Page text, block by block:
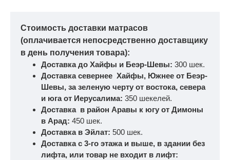
Стоимость доставки матрасов
(оплачивается непосредственно доставщику
в день получения товара):
Доставка до Хайфы и Беэр-Шевы: 300 шек.
Доставка севернее Хайфы, Южнее от Беэр-
Шевы, за зеленую черту от востока, севера
и юга от Иерусалима: 350 шекелей.
Доставка в район Аравы к югу от Димоны
в Арад: 450 шек.
Доставка в Эйлат: 500 шек.
Доставка с 3-го этажа и выше, в здании без
лифта, или товар не входит в лифт: